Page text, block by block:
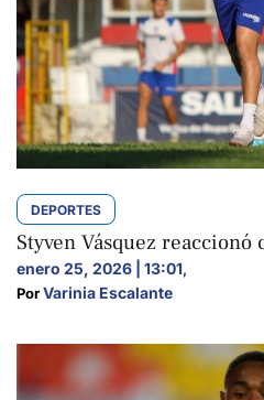
DEPORTES
Styven Vásquez
enero 25, 2026 | 13:01,
Por Varinia Escalante